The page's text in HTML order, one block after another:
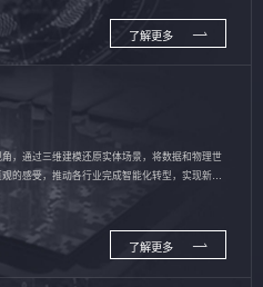
了解更多
，通过三维建模还原实体场景，将数据和物理世
的感受，推动各行业完成智能化转型，实现新旧
了解更多